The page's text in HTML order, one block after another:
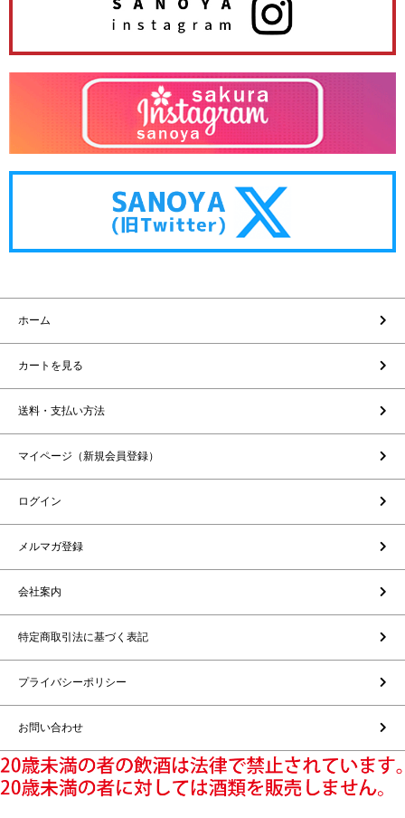
ホーム
カートを見る
送料・支払い方法
マイページ（新規会員登録）
ログイン
メルマガ登録
会社案内
特定商取引法に基づく表記
プライバシーポリシー
お問い合わせ